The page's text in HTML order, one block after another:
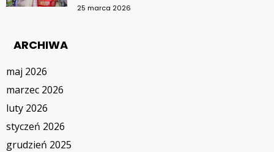
25 marca 2026
ARCHIWA
maj 2026
marzec 2026
luty 2026
styczeń 2026
grudzień 2025